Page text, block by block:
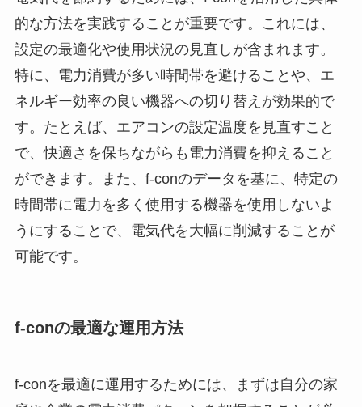
的な方法を実践することが重要です。これには、
設定の最適化や使用状況の見直しが含まれます。
特に、電力消費が多い時間帯を避けることや、エ
ネルギー効率の良い機器への切り替えが効果的で
す。たとえば、エアコンの設定温度を見直すこと
で、快適さを保ちながらも電力消費を抑えること
ができます。また、f-conのデータを基に、特定の
時間帯に電力を多く使用する機器を使用しないよ
うにすることで、電気代を大幅に削減することが
可能です。
f-conの最適な運用方法
f-conを最適に運用するためには、まずは自分の家